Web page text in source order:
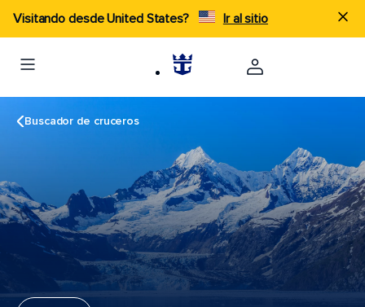
Visitando desde United States? Ir al sitio
Buscador de cruceros